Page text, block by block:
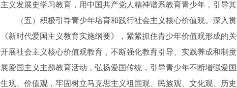
主义发展史学习教育，用中国共产党人精神谱系教育青少年，引导
（五）积极引导青少年培育和践行社会主义核心价值观。深入贯
《新时代爱国主义教育实施纲要》，紧紧抓住青少年价值观形成的
开展社会主义核心价值观教育，不断强化教育引导、实践养成和制
展爱国主义主题教育活动，弘扬爱国传统，引导青少年不断增强爱
生观、价值观，牢固树立马克思主义祖国观、民族观、文化观、历